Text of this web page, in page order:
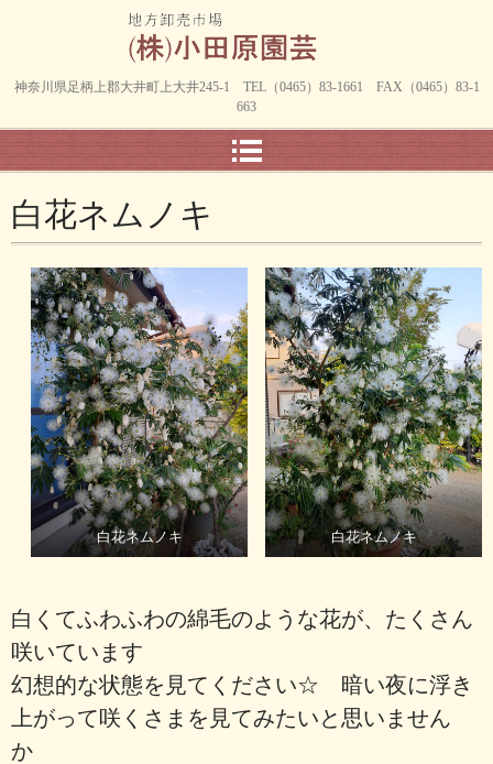
神奈川県足柄上郡大井町上大井245-1 TEL（0465）83-1661 FAX（0465）83-1
663
白花ネムノキ
白花ネムノキ 白花ネムノキ
白くてふわふわの綿毛のような花が、たくさん
咲いています
幻想的な状態を見てください☆ 暗い夜に浮き
上がって咲くさまを見てみたいと思いません
か